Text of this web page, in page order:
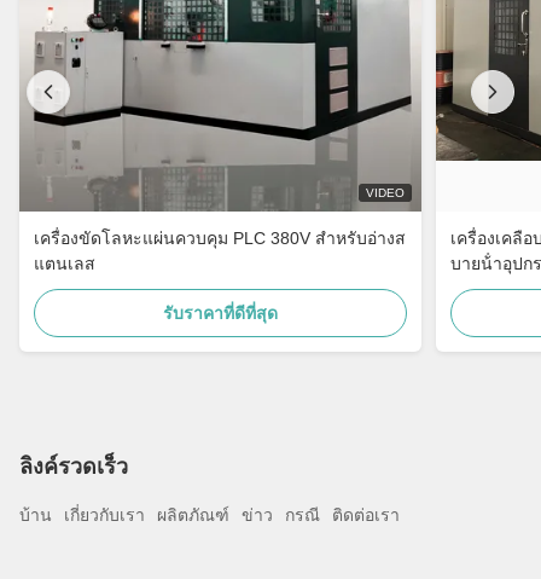
VIDEO
เครื่องขัดโลหะแผ่นควบคุม PLC 380V สำหรับอ่างส
แตนเลส
รับราคาที่ดีที่สุด
เครื่องเคลื
บายน้ําอุปก
ลิงค์รวดเร็ว
บ้าน เกี่ยวกับเรา ผลิตภัณฑ์ ข่าว กรณี ติดต่อเรา